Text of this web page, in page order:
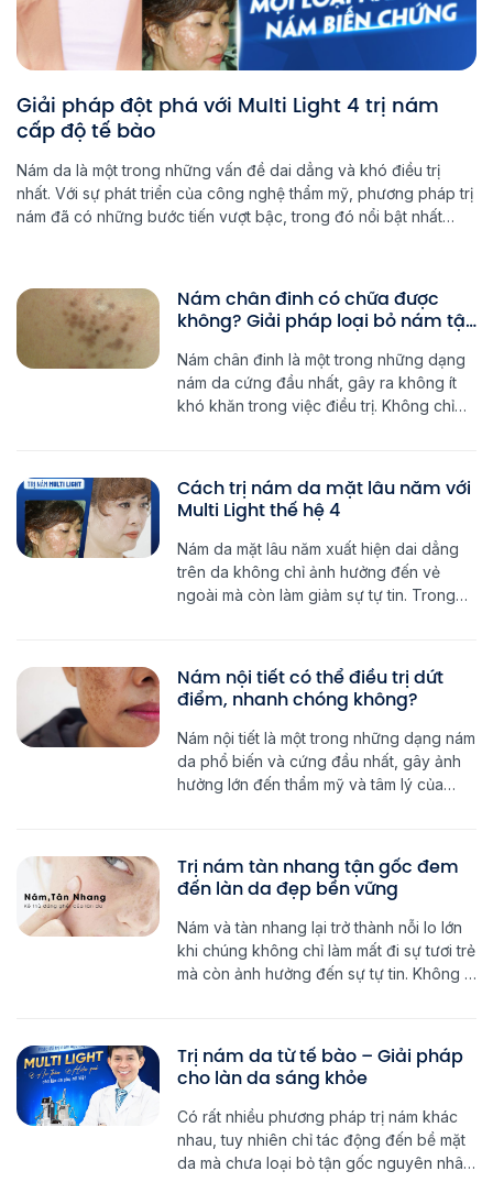
Giải pháp đột phá với Multi Light 4 trị nám
cấp độ tế bào
Nám da là một trong những vấn đề dai dẳng và khó điều trị
nhất. Với sự phát triển của công nghệ thẩm mỹ, phương pháp trị
nám đã có những bước tiến vượt bậc, trong đó nổi bật nhất
Nám chân đinh có chữa được
không? Giải pháp loại bỏ nám tận
Nám chân đinh là một trong những dạng
nám da cứng đầu nhất, gây ra không ít
khó khăn trong việc điều trị. Không chỉ
gian. Vậy nám chân […]
Cách trị nám da mặt lâu năm với
Multi Light thế hệ 4
Nám da mặt lâu năm xuất hiện dai dẳng
trên da không chỉ ảnh hưởng đến vẻ
ngoài mà còn làm giảm sự tự tin. Trong
nghệ Multi Light thế hệ 4 chính là cách trị
nám da mặt lâu […]
Nám nội tiết có thể điều trị dứt
điểm, nhanh chóng không?
Nám nội tiết là một trong những dạng nám
da phổ biến và cứng đầu nhất, gây ảnh
hưởng lớn đến thẩm mỹ và tâm lý của
phương pháp chuyên sâu, tác động từ
bên trong […]
Trị nám tàn nhang tận gốc đem
đến làn da đẹp bền vững
Nám và tàn nhang lại trở thành nỗi lo lớn
khi chúng không chỉ làm mất đi sự tươi trẻ
mà còn ảnh hưởng đến sự tự tin. Không ít
không như mong đợi. Để trị nám tàn
nhang […]
Trị nám da từ tế bào – Giải pháp
cho làn da sáng khỏe
Có rất nhiều phương pháp trị nám khác
nhau, tuy nhiên chỉ tác động đến bề mặt
da mà chưa loại bỏ tận gốc nguyên nhân